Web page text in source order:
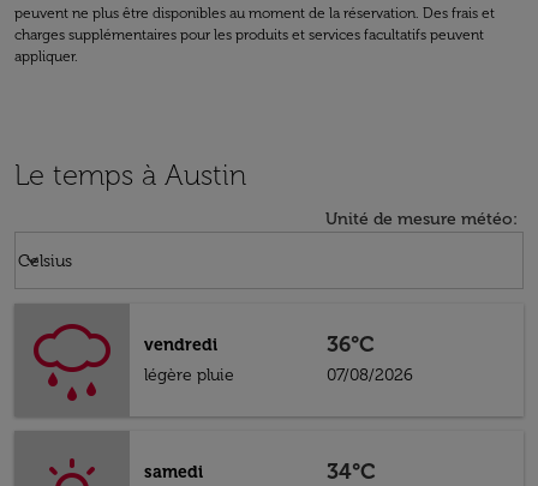
peuvent ne plus être disponibles au moment de la réservation. Des frais et
charges supplémentaires pour les produits et services facultatifs peuvent
appliquer.
Le temps à Austin
Unité de mesure météo:
Celsius
keyboard_arrow_down
vendredi
légère pluie
36°C
07/08/2026
samedi
34°C